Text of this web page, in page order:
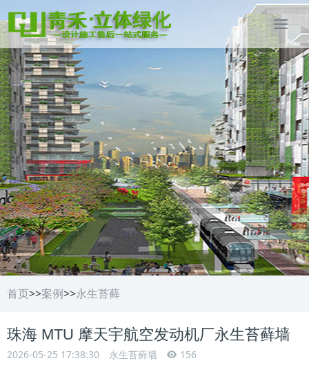
首页>>案例>>永生苔藓
珠海 MTU 摩天宇‌航空发动机厂永生苔藓墙
2026-05-25 17:38:30 永生苔藓墙 156